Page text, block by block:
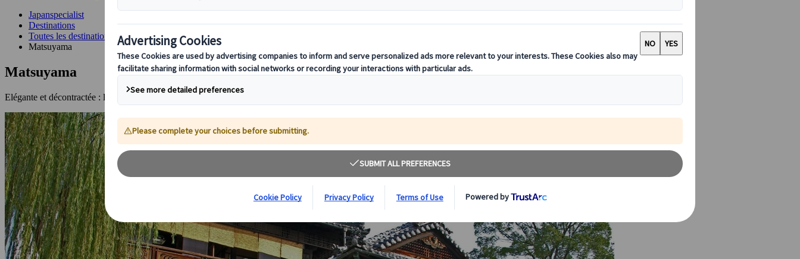
Japanspecialist
Destinations
Toutes les destinations
Matsuyama
Matsuyama
Elégante et décontractée : la plus grande ville de Shikoku